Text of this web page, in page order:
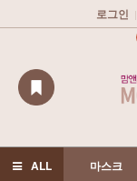
로그인 |
ALL 마스크